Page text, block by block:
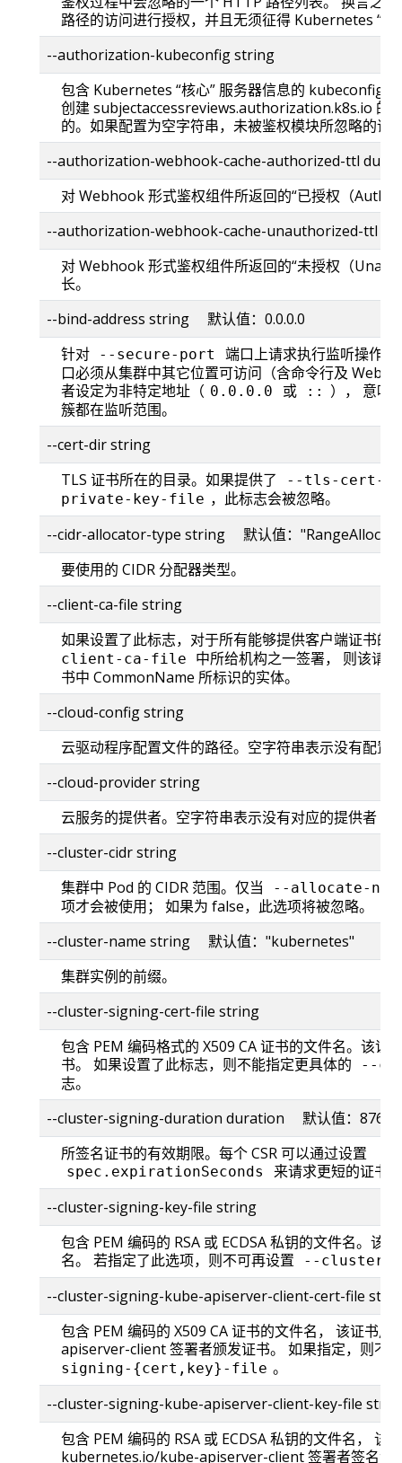
路径的访问进行授权，并且无须征得 Kubernetes “核
--authorization-kubeconfig string
包含 Kubernetes “核心” 服务器信息的 kubeconfig
创建 subjectaccessreviews.authorization.k8s.io 的
的。如果配置为空字符串，未被鉴权模块所忽略的请
--authorization-webhook-cache-authorized-ttl
对 Webhook 形式鉴权组件所返回的“已授权（
--authorization-webhook-cache-unauthorized-ttl
对 Webhook 形式鉴权组件所返回的“未授权（
长。
--bind-address string 默认值：0.0.0.0
针对
--secure-port
端口上请求执行监听操作
口必须从集群中其它位置可访问（含命令行及 Web
者设定为非特定地址（ 0.0.0.0 或 ::
）， 意味
簇都在监听范围。
--cert-dir string
TLS 证书所在的目录。如果提供了
--tls-cert-
private-key-file ，此标志会被忽略。
--cidr-allocator-type string 默认值：
要使用的 CIDR 分配器类型。
--client-ca-file string
如果设置了此标志，对于所有能够提供客户端证书的
client-ca-file
中所给机构之一签署， 则该请
书中 CommonName 所标识的实体。
--cloud-config string
云驱动程序配置文件的路径。空字符串表示没有配置
--cloud-provider string
云服务的提供者。空字符串表示没有对应的提供者（
--cluster-cidr string
集群中 Pod 的 CIDR 范围。仅当
--allocate-
项才会被使用； 如果为 false，此选项将被忽略。
--cluster-name string 默认值："kubernetes"
集群实例的前缀。
--cluster-signing-cert-file string
包含 PEM 编码格式的 X509 CA 证书的文件名。该证
书。 如果设置了此标志，则不能指定更具体的
--
志。
--cluster-signing-duration duration 默认值：
所签名证书的有效期限。每个 CSR 可以通过设置
spec.expirationSeconds
来请求更短的证书。
--cluster-signing-key-file string
包含 PEM 编码的 RSA 或 ECDSA 私钥的文件名。该
名。 若指定了此选项，则不可再设置
--cluster-
--cluster-signing-kube-apiserver-client-cert-file
包含 PEM 编码的 X509 CA 证书的文件名， 该证书
apiserver-client 签署者颁发证书。 如果指定，则不
signing-{cert,key}-file 。
--cluster-signing-kube-apiserver-client-key-file
包含 PEM 编码的 RSA 或 ECDSA 私钥的文件名， 该
kubernetes.io/kube-apiserver-client 签署者签名证